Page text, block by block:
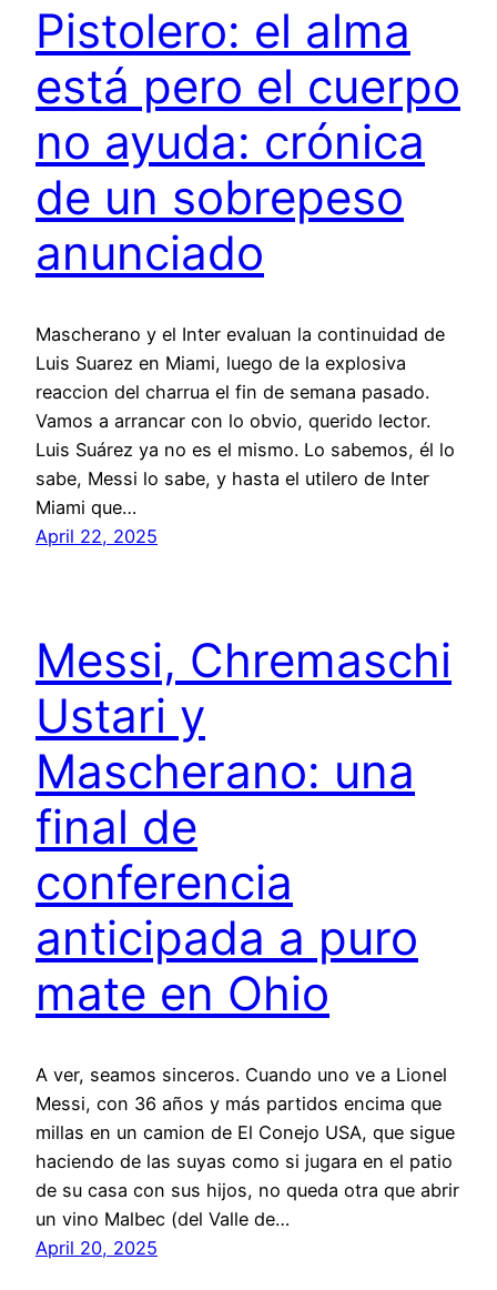
Pistolero: el alma
está pero el cuerpo
no ayuda: crónica
de un sobrepeso
anunciado
Mascherano y el Inter evaluan la continuidad de
Luis Suarez en Miami, luego de la explosiva
reaccion del charrua el fin de semana pasado.
Vamos a arrancar con lo obvio, querido lector.
Luis Suárez ya no es el mismo. Lo sabemos, él lo
sabe, Messi lo sabe, y hasta el utilero de Inter
Miami que…
April 22, 2025
Messi, Chremaschi
Ustari y
Mascherano: una
final de
conferencia
anticipada a puro
mate en Ohio
A ver, seamos sinceros. Cuando uno ve a Lionel
Messi, con 36 años y más partidos encima que
millas en un camion de El Conejo USA, que sigue
haciendo de las suyas como si jugara en el patio
de su casa con sus hijos, no queda otra que abrir
un vino Malbec (del Valle de…
April 20, 2025